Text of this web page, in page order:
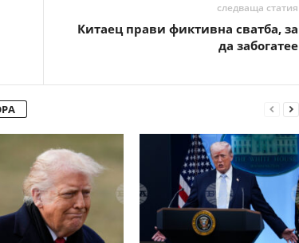
следваща статия
Китаец прави фиктивна сватба, за
да забогатее